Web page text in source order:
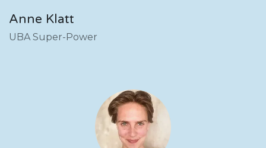
Anne Klatt
UBA Super-Power